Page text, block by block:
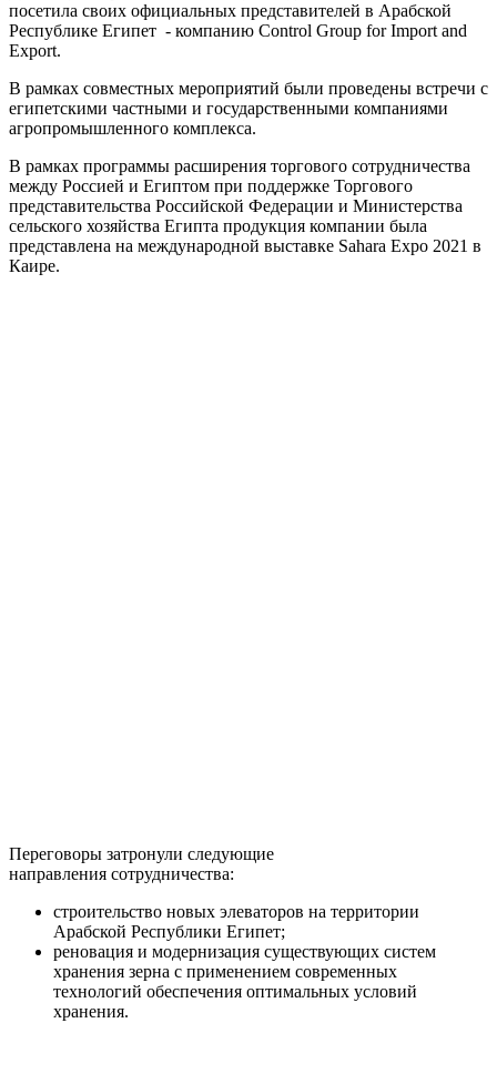
посетила своих официальных представителей в Арабской
Республике Египет - компанию Control Group for Import and
Export.
В рамках совместных мероприятий были проведены встречи с
египетскими частными и государственными компаниями
агропромышленного комплекса.
В рамках программы расширения торгового сотрудничества
между Россией и Египтом при поддержке Торгового
представительства Российской Федерации и Министерства
сельского хозяйства Египта продукция компании была
представлена на международной выставке Sahara Expo 2021 в
Каире.
Переговоры затронули следующие
направления сотрудничества:
строительство новых элеваторов на территории
Арабской Республики Египет;
реновация и модернизация существующих систем
хранения зерна с применением современных
технологий обеспечения оптимальных условий
хранения.